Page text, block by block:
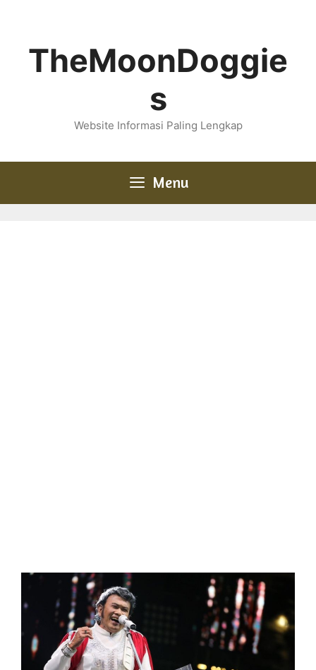
TheMoonDoggie
s
Website Informasi Paling Lengkap
Menu